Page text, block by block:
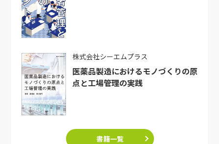
株式会社シーエムプラス
医薬品製造におけるモノづくりの原
点と工場管理の実践
書籍一覧